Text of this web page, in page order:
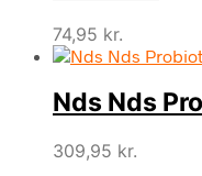
74,95 kr.
Nds Nds
309,95 kr.